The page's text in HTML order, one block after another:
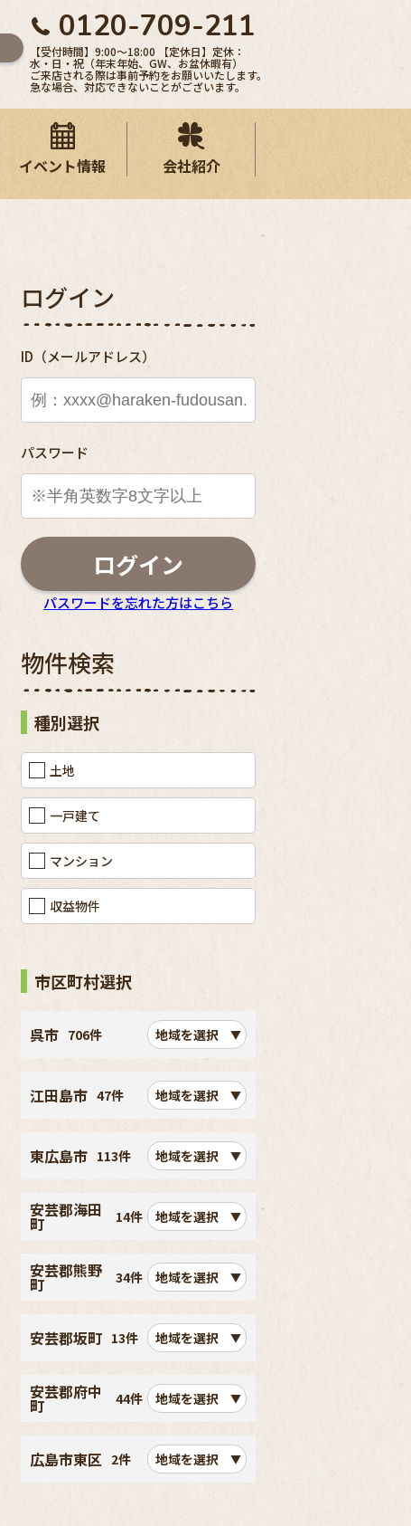
0120-709-211
【受付時間】9:00〜18:00 【定休日】定休：
水・日・祝（年末年始、GW、お盆休暇有）
ご来店される際は事前予約をお願いいたします。
急な場合、対応できないことがございます。
イベント情報 会社紹介
ログイン
ID（メールアドレス）
パスワード
ログイン
パスワードを忘れた方はこちら
物件検索
種別選択
土地
一戸建て
マンション
収益物件
市区町村選択
呉市 706件 地域を選択
江田島市 47件 地域を選択
東広島市 113件 地域を選択
安芸郡海田
町 14件 地域を選択
安芸郡熊野
町 34件 地域を選択
安芸郡坂町 13件 地域を選択
安芸郡府中
町 44件 地域を選択
広島市東区 2件 地域を選択